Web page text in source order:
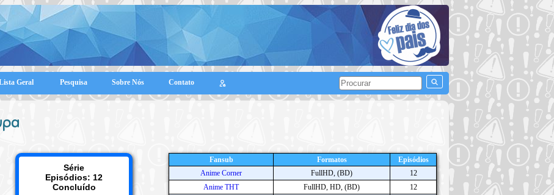
Geral Pesquisa Sobre Nós Contato
Série
Episódios: 12
Concluído
Fansub Formatos
Episódios
Anime Corner
FullHD, (BD)
12
Anime THT
FullHD, HD, (BD)
12